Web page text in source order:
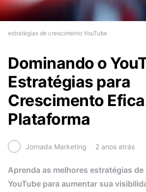
Dominando o
Estratégias para
Crescimento
Plataforma
Jornada Marketing 2 anos atrás
Aprenda as melhores estratégias
YouTube para aumentar sua
estratégias de crescimento YouTube